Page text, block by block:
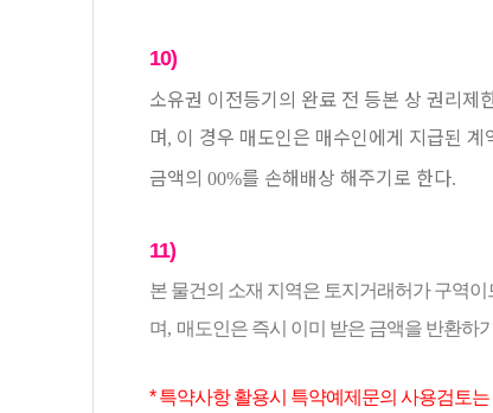
10)
소유권 이전등기의 완료 전 등본 상 권리제
며, 이 경우 매도인은 매수인에게 지급된 계
금액의 00%를 손해배상 해주기로 한다.
11)
본 물건의 소재 지역은 토지거래허가 구역이
며, 매도인은 즉시 이미 받은 금액을 반환하
* 특약사항 활용시 특약예제문의 사용검토